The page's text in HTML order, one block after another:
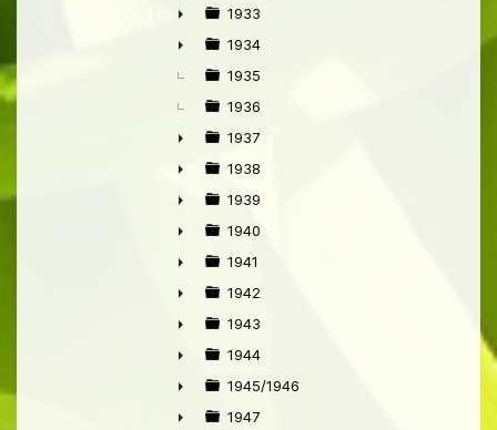
►
►
1933
►
1934
1935
1936
►
1937
►
1938
►
1939
►
1940
►
1941
►
1942
►
1943
►
1944
►
1945/1946
1947